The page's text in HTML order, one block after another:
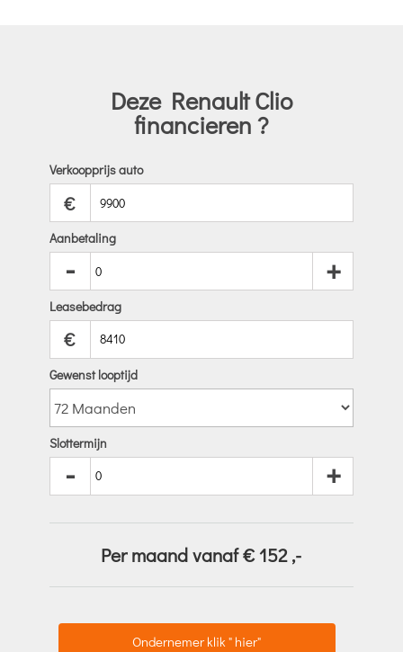
Deze Renault Clio
financieren ?
Verkoopprijs auto
€
Aanbetaling
- +
Leasebedrag
€
Gewenst looptijd
Slottermijn
- +
Per maand vanaf €152,-
Ondernemer klik " hier"